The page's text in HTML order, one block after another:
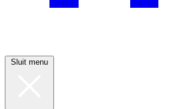
Sluit menu